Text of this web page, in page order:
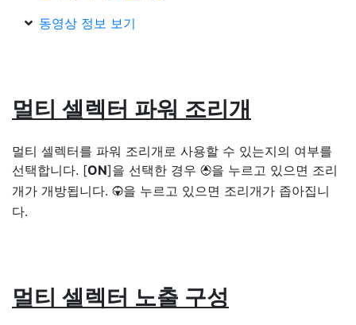
동영상 정보 보기
멀티 셀렉터 파워 조리개
멀티 셀렉터를 파워 조리개로 사용할 수 있는지의 여부를
선택합니다. [ON]을 선택한 경우 1을 누르고 있으면 조리
개가 개방됩니다. 3을 누르고 있으면 조리개가 좁아집니
다.
멀티 셀렉터 노출 구성